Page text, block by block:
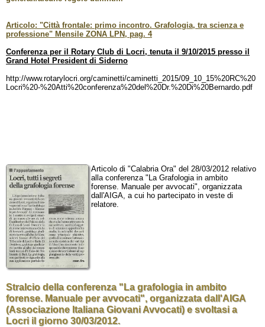
Articolo: "Città frontale: primo incontro. Grafologia, tra scienza e
professione" Mensile ZONA LPN, pag. 4
Conferenza per il Rotary Club di Locri, tenuta il 9/10/2015 presso il
Grand Hotel President di Siderno
http://www.rotarylocri.org/caminetti/caminetti_2015/09_10_15%20RC%20
Locri%20-%20Atti%20conferenza%20del%20Dr.%20Di%20Bernardo.pdf
Articolo di "Calabria Ora" del 28/03/2012 relativo
alla conferenza "La Grafologia in ambito
forense. Manuale per avvocati", organizzata
dall'AIGA, a cui ho partecipato in veste di
relatore.
Stralcio della conferenza "La grafologia in ambito
forense. Manuale per avvocati", organizzata dall'AIGA
(Associazione Italiana Giovani Avvocati) e svoltasi a
Locri il giorno 30/03/2012.